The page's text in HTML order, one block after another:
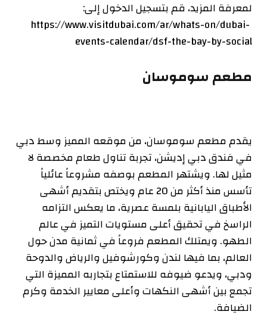
لمعرفة المزيد، قم بتسجيل الدخول إلى:
https://www.visitdubai.com/ar/whats-on/dubai-
events-calendar/dsf-the-bay-by-social
مطعم سوموسان
يقدم مطعم سوموسان، من موقعه المميز وسط دبي
في فندق دبي إديشن، تجربة تناول طعام مخصصة لا
مثيل لها. ويشتهر المطعم بوصفه مشروعاً عائلياً
تأسس منذ أكثر من 20 عام ويختص بتقديم أشهى
الأطباق اليابانية بلمسة عصرية، ما يعكس التزامه
الراسخ في تحقيق أعلى مستويات التميز في عالم
الطهو. ويمتلك المطعم فروعاً في ثمانية مدن حول
العالم، بما فيها لندن وكورشوفيل والرياض والدوحة
ودبي، ويدعو ضيوفه للاستمتاع بتجاربه المميزة التي
تجمع بين أشهى النكهات وأعلى معايير الخدمة وكرم
الضيافة.